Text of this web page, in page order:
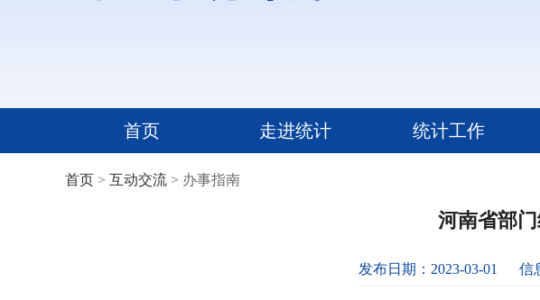
首页 走进统计 统计工作
首页 > 互动交流 > 办事指南
河南省部
发布日期：2023-03-01 信